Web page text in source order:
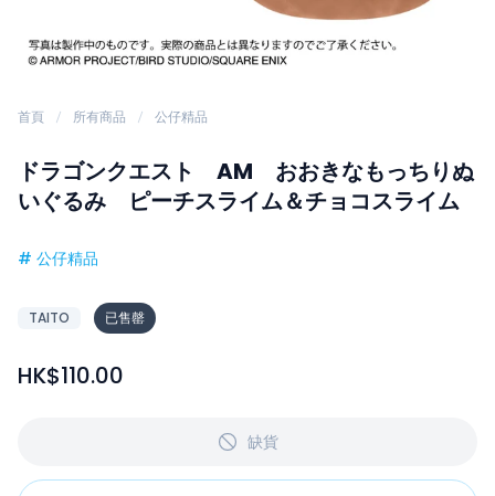
首頁 所有商品 公仔精品
ドラゴンクエスト AM おおきなもっちりぬ
いぐるみ ピーチスライム＆チョコスライム
# 公仔精品
TAITO 已售罄
HK$110.00
缺貨